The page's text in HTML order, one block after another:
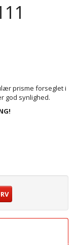
prisme forseglet i
god synlighed.